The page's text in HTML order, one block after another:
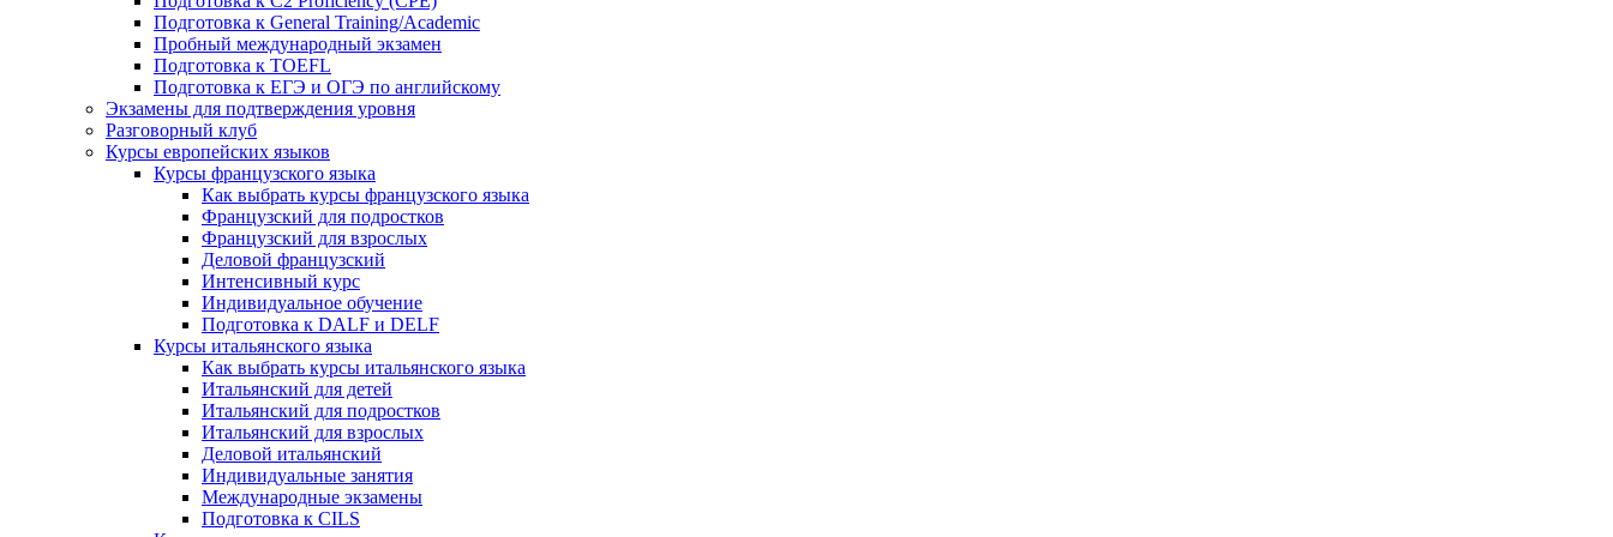
Подготовка к General Training/Academic
Пробный международный экзамен
Подготовка к TOEFL
Подготовка к ЕГЭ и ОГЭ по английскому
Экзамены для подтверждения уровня
Разговорный клуб
Курсы европейских языков
Курсы французского языка
Как выбрать курсы французского языка
Французский для подростков
Французский для взрослых
Деловой французский
Интенсивный курс
Индивидуальное обучение
Подготовка к DALF и DELF
Курсы итальянского языка
Как выбрать курсы итальянского языка
Итальянский для детей
Итальянский для подростков
Итальянский для взрослых
Деловой итальянский
Индивидуальные занятия
Международные экзамены
Подготовка к CILS